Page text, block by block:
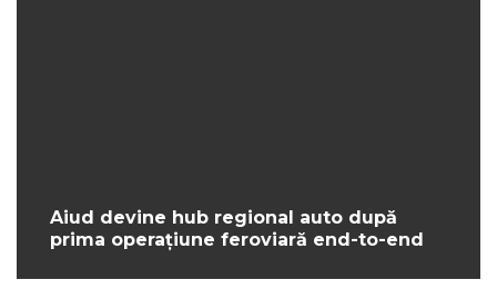
Aiud devine hub regional auto după
prima operațiune feroviară end-to-end